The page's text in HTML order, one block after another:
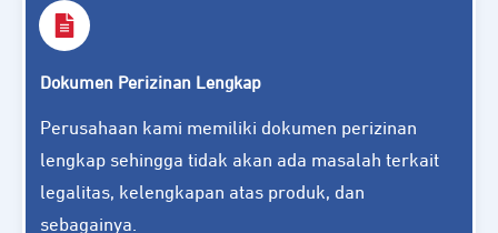
Dokumen Perizinan Lengkap
Perusahaan kami memiliki dokumen perizinan
lengkap sehingga tidak akan ada masalah terkait
legalitas, kelengkapan atas produk, dan
sebagainya.